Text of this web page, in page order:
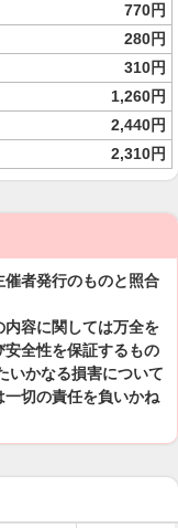
770円
280円
310円
1,260円
2,440円
2,310円
者発行のものと照合
容に関しては万全を
全性を保証するもの
いかなる損害について
切の責任を負いかね